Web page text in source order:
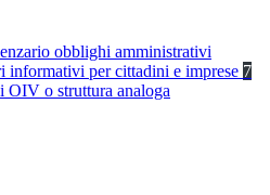
obblighi amministrativi
informativi per cittadini e imprese 7
OIV o struttura analoga